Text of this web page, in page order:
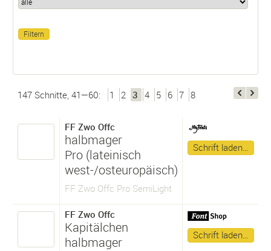
147 Schnitte, 41—60: 1 2 3 4 5 6 7 8
FF Zwo Offc
halbmager
Pro (lateinisch
west-/osteuropäisch)
FF Zwo Offc Pro SemiLight
Schrift laden…
FF Zwo Offc
Kapitälchen
halbmager
Schrift laden…